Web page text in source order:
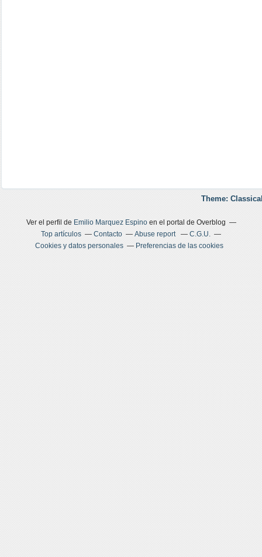
Theme:
Ver el perfil de Emilio Marquez Espinoen el portal de Overblog
Top artículos
Contacto Abuse report
C.G.U.
Cookies y datos personales
Preferencias de las cookies